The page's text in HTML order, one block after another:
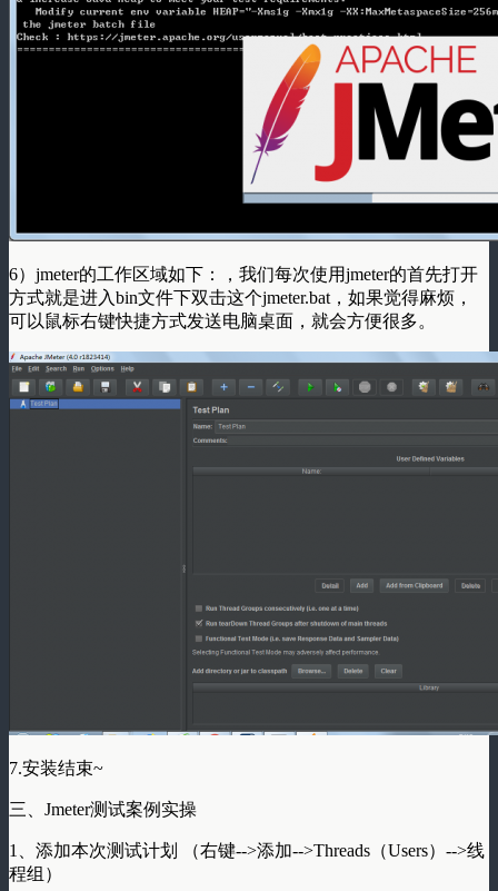
6）jmeter的工作区域如下：，我们每次使用jmeter的首先打开
方式就是进入bin文件下双击这个jmeter.bat，如果觉得麻烦，
可以鼠标右键快捷方式发送电脑桌面，就会方便很多。
7.安装结束~
三、Jmeter测试案例实操
1、添加本次测试计划 （右键-->添加-->Threads（Users）-->线
程组）